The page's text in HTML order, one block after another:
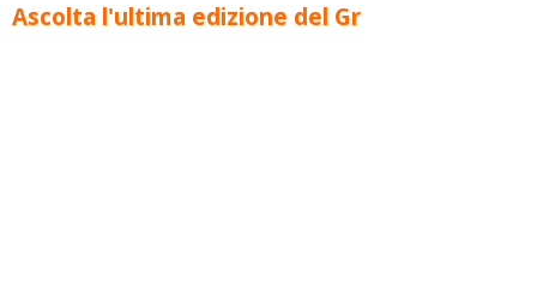
Ascolta l'ultima edizione del Gr